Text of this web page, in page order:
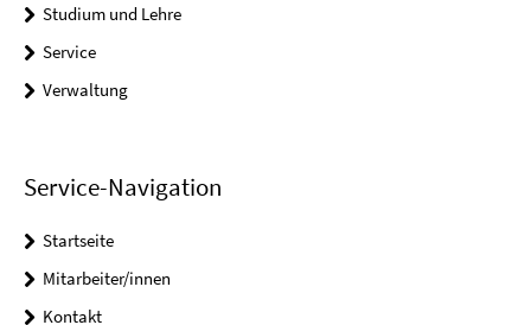
Studium und Lehre
Service
Verwaltung
Service-Navigation
Startseite
Mitarbeiter/innen
Kontakt